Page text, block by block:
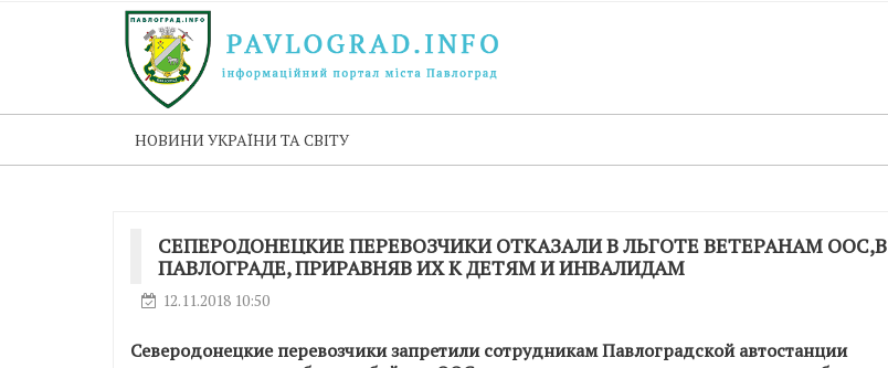
НОВИНИ УКРАЇНИ ТА СВІТУ
СЕПЕРОДОНЕЦКИЕ ПЕРЕВОЗЧИКИ ОТКАЗАЛИ В ЛЬГОТЕ ВЕТЕРАНАМ ООС,В
ПАВЛОГРАДЕ, ПРИРАВНЯВ ИХ К ДЕТЯМ И ИНВАЛИДАМ
12.11.2018 10:50
Северодонецкие перевозчики запретили сотрудникам Павлоградской автостанции